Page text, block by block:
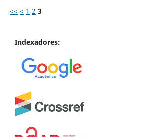
<< < 1 2 3
Indexadores: